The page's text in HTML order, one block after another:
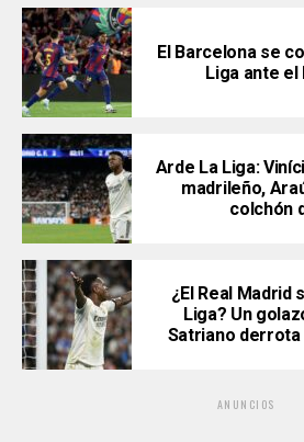
El Barcelona se
Liga ante el
Arde La Liga:
madrileño,
colchón
¿El Real Madrid
Liga? Un
Satriano
ANUNCIOS